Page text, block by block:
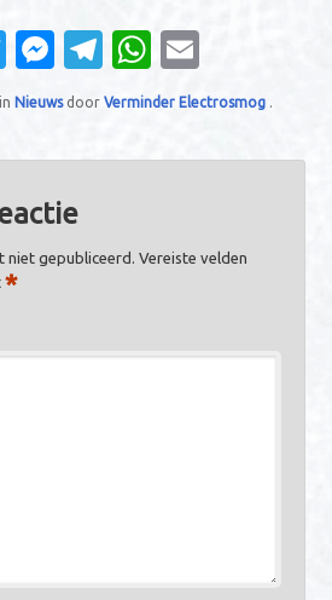
T
w
te
r
M
es
n
g
er
T
el
gr
m
W
h
s
p
m
NieuwsdoorVerminder Electrosmog
niet gepubliceerd. Vereiste velden
*